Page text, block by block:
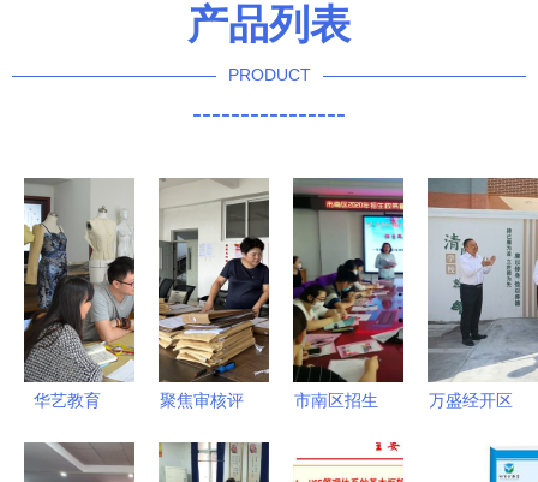
产品列表
PRODUCT
----------------
华艺教育
础打板制版
聚焦审核评
键期 暑期
市南区招生
育服务走进
万盛经开区
质教育体系